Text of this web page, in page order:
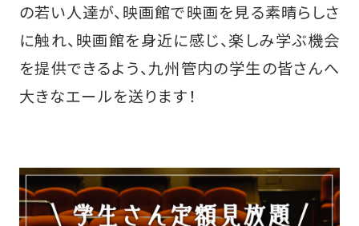
の若い人達が、映画館で映画を見る素晴らしさ
に触れ、映画館を身近に感じ、楽しみ学ぶ機会
を提供できるよう、九州管内の学生の皆さんへ
大きなエールを送ります！